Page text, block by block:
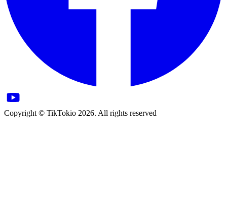
Copyright © TikTokio 2026. All rights reserved